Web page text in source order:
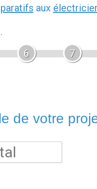
aux
6 7
de votre